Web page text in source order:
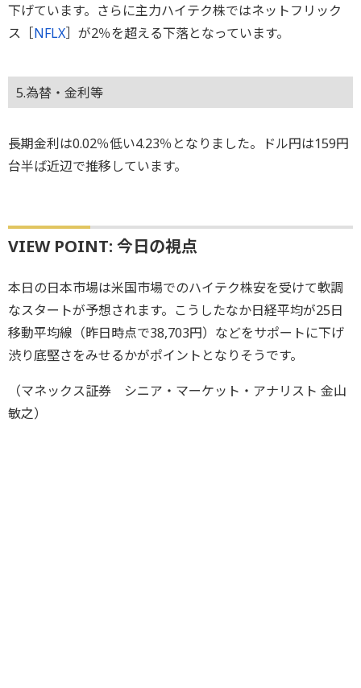
下げています。さらに主力ハイテク株ではネットフリック
ス［NFLX］が2％を超える下落となっています。
5.為替・金利等
長期金利は0.02％低い4.23％となりました。ドル円は159円
台半ば近辺で推移しています。
VIEW POINT: 今日の視点
本日の日本市場は米国市場でのハイテク株安を受けて軟調
なスタートが予想されます。こうしたなか日経平均が25日
移動平均線（昨日時点で38,703円）などをサポートに下げ
渋り底堅さをみせるかがポイントとなりそうです。
（マネックス証券 シニア・マーケット・アナリスト 金山
敏之）